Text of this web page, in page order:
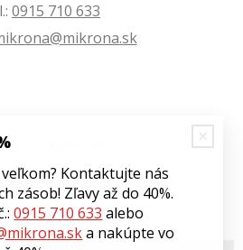
0915 710 633
O NÁKUPE
podmienky
osobných údajov
Kontaktujte nás
zásob! Zľavy až do 40%.
0915 710 633 alebo
a nakúpte vo